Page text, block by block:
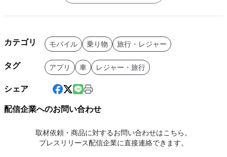
カテゴリ モバイル 乗り物 旅行・レジャー
タグ アプリ 車 レジャー・旅行
シェア
配信企業へのお問い合わせ
取材依頼・商品に対するお問い合わせはこちら。
プレスリリース配信企業に直接連絡できます。